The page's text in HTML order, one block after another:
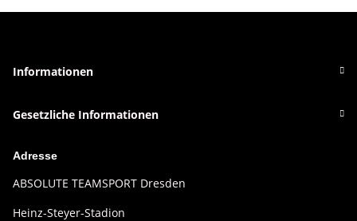
Informationen
Gesetzliche Informationen
Adresse
ABSOLUTE TEAMSPORT Dresden
Heinz-Steyer-Stadion